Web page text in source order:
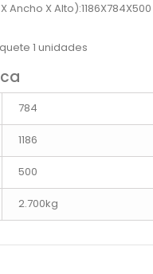
Ancho X Alto):1186X784X500
1 unidades
784
1186
500
2.700kg